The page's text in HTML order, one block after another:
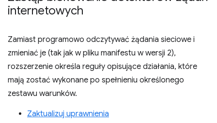
internetowych
Zamiast programowo odczytywać żądania sieciowe i
zmieniać je (tak jak w pliku manifestu w wersji 2),
rozszerzenie określa reguły opisujące działania, które
mają zostać wykonane po spełnieniu określonego
zestawu warunków.
Zaktualizuj uprawnienia